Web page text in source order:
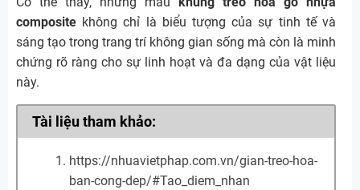
composite không chỉ là biểu tượng của sự tinh tế và
sáng tạo trong trang trí không gian sống mà còn là minh
chứng rõ ràng cho sự linh hoạt và đa dạng của vật liệu
này.
Tài liệu tham khảo:
https://nhuavietphap.com.vn/gian-treo-hoa-
ban-cong-dep/#Tao_diem_nhan